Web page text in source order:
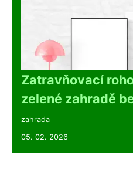
Zatravňovací
zelené zahradě
zahrada
05. 02. 2026